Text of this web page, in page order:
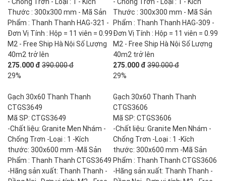
Thước : 300x300 mm - Mã Sản
Phẩm : Thanh Thanh HAG-321 -
Đơn Vị Tính : Hộp = 11 viên = 0.99
M2 - Free Ship Hà Nội Số Lượng
40m2 trở lên
275.000 đ 390.000 đ
29%
Thước : 300x300 mm - Mã Sản
Phẩm : Thanh Thanh HAG-309 -
Đơn Vị Tính : Hộp = 11 viên = 0.99
M2 - Free Ship Hà Nội Số Lượng
40m2 trở lên
275.000 đ 390.000 đ
29%
Gạch 30x60 Thanh Thanh
CTGS3649
Mã SP: CTGS3649
-Chất liệu: Granite Men Nhám -
Chống Trơn -Loại : 1 -Kích
thước: 300x600 mm -Mã Sản
Phẩm : Thanh Thanh CTGS3649
-Hãng sản xuất: Thanh Thanh -
Gạch 30x60 Thanh Thanh
CTGS3606
Mã SP: CTGS3606
-Chất liệu: Granite Men Nhám -
Chống Trơn -Loại : 1 -Kích
thước: 300x600 mm -Mã Sản
Phẩm : Thanh Thanh CTGS3606
-Hãng sản xuất: Thanh Thanh -